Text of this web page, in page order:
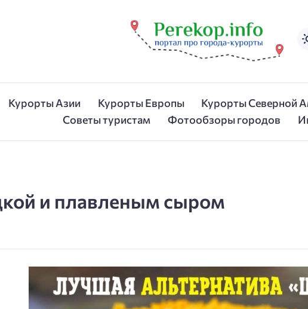
Курорты Азии Курорты Европы Курорты Северной
Советы туристам
Фотообзоры городов
и плавленым сыром